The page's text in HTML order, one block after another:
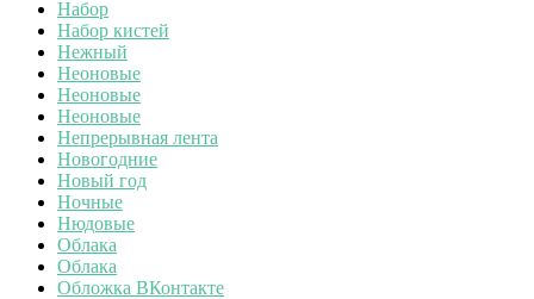
Набор
Набор кистей
Нежный
Неоновые
Неоновые
Неоновые
Непрерывная лента
Новогодние
Новый год
Ночные
Нюдовые
Облака
Облака
Обложка ВКонтакте